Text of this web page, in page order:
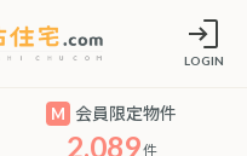
LOGIN
会員限定物件
2,089件